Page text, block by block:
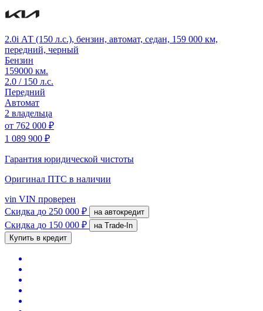
2.0i АТ (150 л.с.), бензин, автомат, седан, 159 000 км,
передний, черный
Бензин
159000 км.
2.0 / 150 л.с.
Передний
Автомат
2 владельца
от 762 000 ₽
1 089 900 ₽
Гарантия юридической чистоты
Оригинал ПТС в наличии
vin VIN проверен
Скидка до 250 000 ₽ на автокредит
Скидка до 150 000 ₽
на Trade-In
Купить в кредит